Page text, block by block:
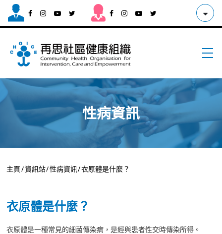
性病資訊
主頁/資訊站/性病資訊/衣原體是什麼？
衣原體是什麼？
衣原體是一種常見的細菌傳染病，是經與患者性交時傳染所得。